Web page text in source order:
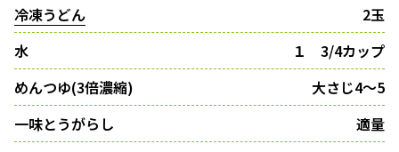
冷凍うどん
2玉
水
１ 3/4カップ
めんつゆ(3倍濃縮)
大さじ4〜5
一味とうがらし
適量